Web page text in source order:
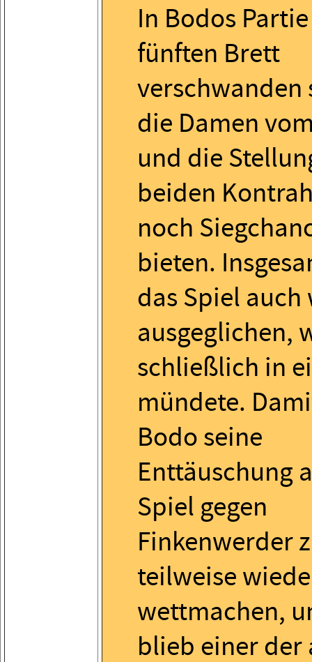
In Bodos
fünften Brett
verschwanden
die Damen
und die
beiden
noch
bieten.
das Spiel
ausgeglichen,
schließlich in
mündete.
Bodo seine
Enttäuschung
Spiel gegen
Finkenwerder
teilweise
wettmachen,
blieb einer der